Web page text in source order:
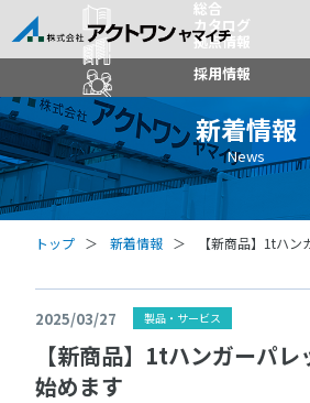
総合
カタログ
拠点情報
採用情報
新着情報
News
トップ 新着情報
【新商品】1tハ
2025/03/27 製品・サービス
【新商品】1tハンガーパ
始めます